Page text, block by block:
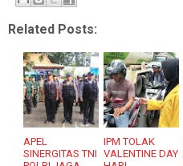
Related Posts:
APEL
SINERGITAS TNI
IPM TOLAK
VALENTINE DAY